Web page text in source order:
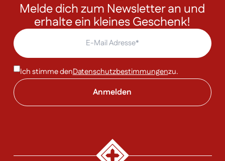
Melde dich zum Newsletter an und
erhalte ein kleines Geschenk!
Ich stimme denDatenschutzbestimmungenzu.